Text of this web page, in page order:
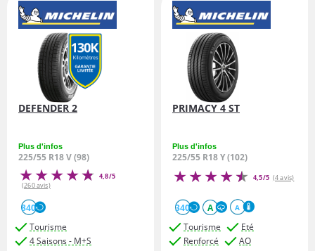
DEFENDER 2
Plus d'infos
225/55 R18 V (98)
4,8/5
(260 avis)
840
Tourisme
4 Saisons - M+S
PRIMACY 4 ST
Plus d'infos
225/55 R18 Y (102)
4,5/5 (4 avis)
340 A A
Tourisme
Eté
Renforcé
AO